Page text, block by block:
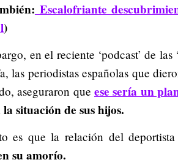
Escalofriante
)
en el reciente ‘podcast’ de
las periodistas españolas que
aseguraron que ese sería un
situación de sus hijos.
es que la relación del
su amorío.